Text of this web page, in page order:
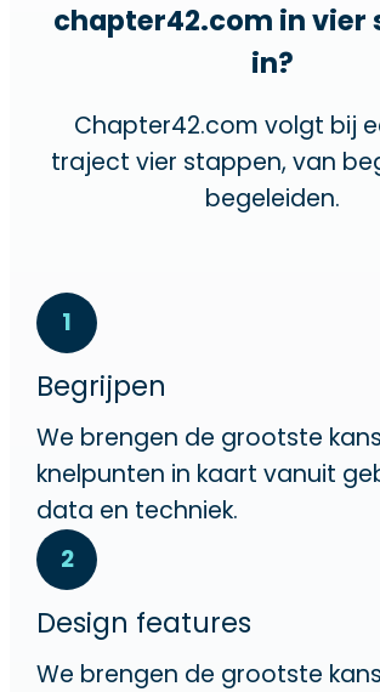
chapter42.com in vier
in?
Chapter42.com volgt bij
traject vier stappen, van
begeleiden.
1
Begrijpen
We brengen de grootste
knelpunten in kaart vanuit
data en techniek.
2
Design features
We brengen de grootste